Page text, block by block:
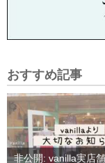
おすすめ記事
非公開: vanilla実店